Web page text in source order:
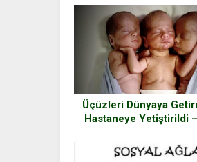
Üçüzleri Dünyaya
Hastaneye Yetiştirildi